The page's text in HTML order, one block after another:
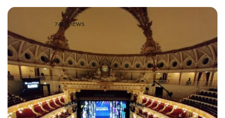
7473 VIEWS